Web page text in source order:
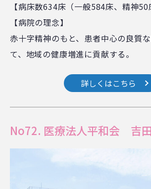
【病床数634床（一般584床、精神50
【病院の理念】
赤十字精神のもと、患者中心の良質
て、地域の健康増進に貢献する。
詳しくはこちら
No72. 医療法人平和会 吉